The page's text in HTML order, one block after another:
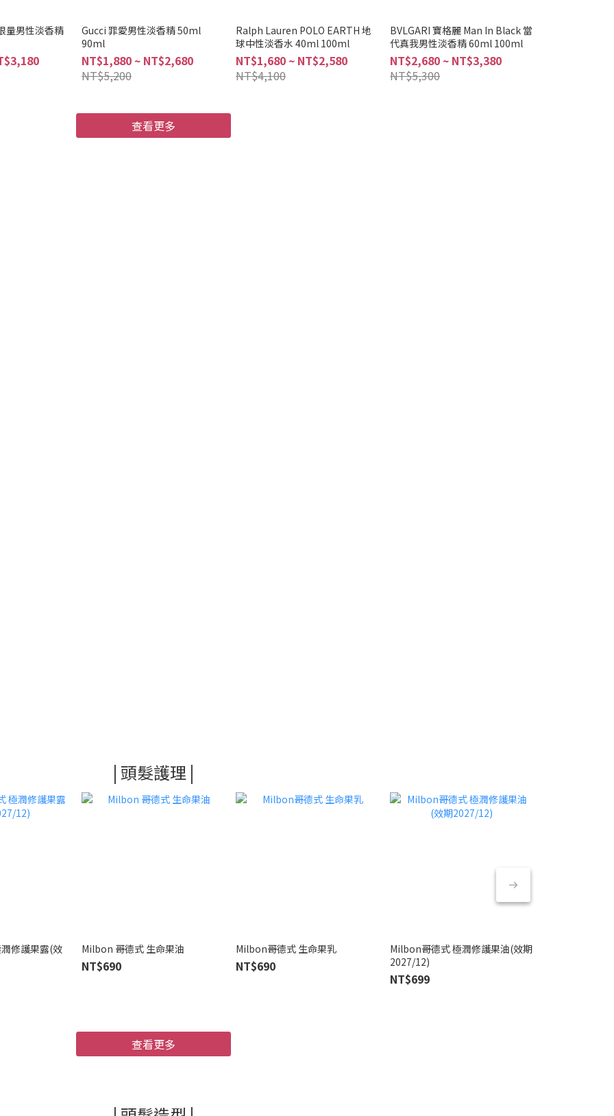
量男性淡香精
Gucci 罪愛男性淡香精 50ml
90ml
NT$1,880 ~ NT$2,680
NT$5,200
Ralph Lauren POLO EARTH 地
球中性淡香水 40ml 100ml
NT$1,680 ~ NT$2,580
NT$4,100
BVLGARI 寶格麗 Man In Black 當
代真我男性淡香精 60ml 100ml
NT$2,680 ~ NT$3,380
NT$5,300
查看更多
| 頭髮護理 |
修護果露(效 Milbon 哥德式 生命果油
NT$690
Milbon哥德式 生命果乳
NT$690
Milbon哥德式 極潤修護果油(效期
2027/12)
NT$699
查看更多